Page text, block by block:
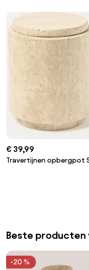
Save CUBE - ZWILLING
€ 39,99
Travertijnen opbergpot
Beste producten
-20 %